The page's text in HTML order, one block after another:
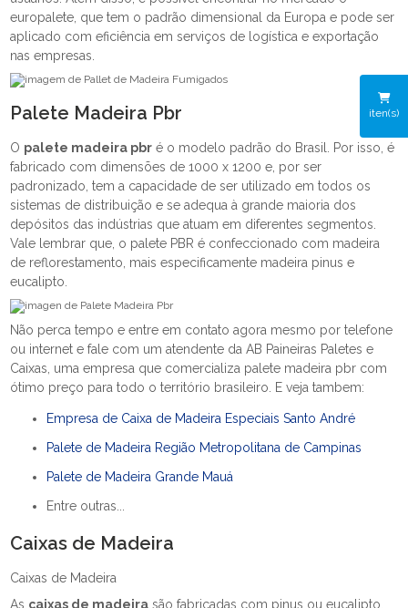
iten(s)
europalete, que tem o padrão dimensional da Europa e pode ser
aplicado com eficiência em serviços de logística e exportação
nas empresas.
Palete Madeira Pbr
O palete madeira pbr é o modelo padrão do Brasil. Por isso, é
fabricado com dimensões de 1000 x 1200 e, por ser
padronizado, tem a capacidade de ser utilizado em todos os
sistemas de distribuição e se adequa à grande maioria dos
depósitos das indústrias que atuam em diferentes segmentos.
Vale lembrar que, o palete PBR é confeccionado com madeira
de reflorestamento, mais especificamente madeira pinus e
eucalipto.
Não perca tempo e entre em contato agora mesmo por telefone
ou internet e fale com um atendente da AB Paineiras Paletes e
Caixas, uma empresa que comercializa palete madeira pbr com
ótimo preço para todo o território brasileiro. E veja tambem:
Empresa de Caixa de Madeira Especiais Santo André
Palete de Madeira Região Metropolitana de Campinas
Palete de Madeira Grande Mauá
Entre outras...
Caixas de Madeira
Caixas de Madeira
As caixas de madeira são fabricadas com pinus ou eucalipto,